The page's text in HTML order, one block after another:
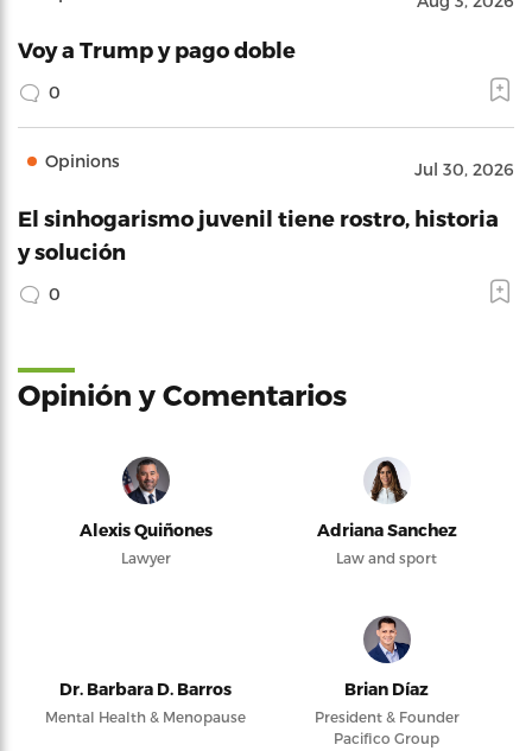
Voy a Trump y pago doble
0
Opinions Jul 30, 2026
El sinhogarismo juvenil tiene rostro, historia
y solución
0
Opinión y Comentarios
Alexis Quiñones
Lawyer
Adriana Sanchez
Law and sport
Dr. Barbara D. Barros
Mental Health & Menopause
Brian Díaz
President & Founder
Pacifico Group